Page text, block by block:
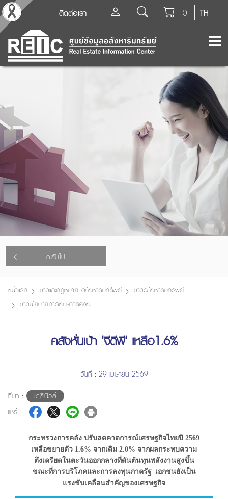
TH
0
ติดต่อเรา
กลับไป
หน้าแรก ข่าวและกฎหมาย อสังหาริมทรัพย์
ข่าวอสังหาริมทรัพย์
ข่าวนโยบายการเงิน-การคลัง
คลังหั่นเป้า 'จีดีพี' เหลือ1.6%
วันที่ : 29 เมษายน 2569
ที่มา :
เดลินิวส์
แชร์ :
กระทรวงการคลัง ปรับลดคาดการณ์เศรษฐกิจไทยปี 2569
เหลือขยายตัว 1.6% จากเดิม 2.0% จากผลกระทบความ
ตึงเครียดในตะวันออกกลางที่ดันต้นทุนพลังงานสูงขึ้น
ขณะที่การบริโภคและการลงทุนภาครัฐ–เอกชนยังเป็น
แรงขับเคลื่อนสำคัญของเศรษฐกิจ